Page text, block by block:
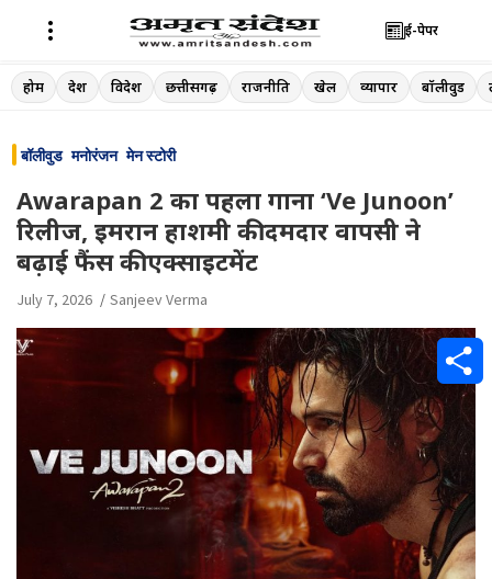
Skip
to
ई-पेपर
होम देश विदेश छत्तीसगढ़ राजनीति खेल व्यापार बॉलीवुड
बॉलीवुड मनोरंजन मेन स्टोरी
Awarapan 2 का पहला गाना ‘Ve Junoon’
रिलीज, इमरान हाशमी की दमदार वापसी ने
बढ़ाई फैंस की एक्साइटमेंट
July 7, 2026 Sanjeev Verma
S
h
a
r